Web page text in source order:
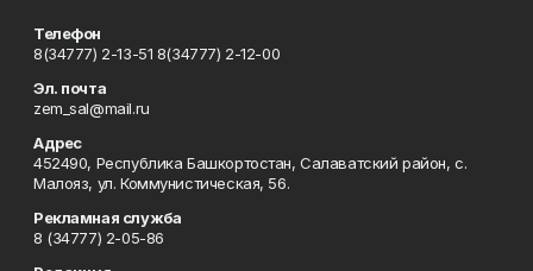
Телефон
8(34777) 2-13-51 8(34777) 2-12-00
Эл. почта
zem_sal@mail.ru
Адрес
452490, Республика Башкортостан, Салаватский район, с.
Малояз, ул. Коммунистическая, 56.
Рекламная служба
8 (34777) 2-05-86